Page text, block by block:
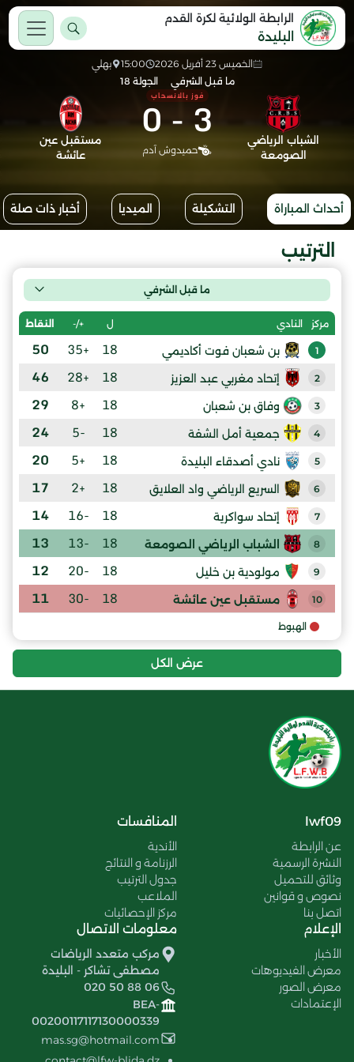
الرابطة الولائية لكرة القدم
البليدة
الخميس 23 أفريل 2026 15:00
بهلي
ما قبل الشرفي
الجولة 18
الشباب الرياضي
الصومعة
3
-
0فوز بالانسحاب
حميدوش آدم
مستقبل عين
عائشة
أحداث المباراة التشكيلة الميديا أخبار ذات صلة
الترتيب
ما قبل الشرفي
مركز النادي ل +/- النقاط
1 بن شعبان فوت أكاديمي 18
+35
50
2 إتحاد مغربي عبد العزيز 18
+28
46
3 وفاق بن شعبان 18
+8
29
4 جمعية أمل الشفة 18
-5
24
5 نادي أصدقاء البليدة 18
+5
20
6 السريع الرياضي واد العلايق 18
+2
17
7 إتحاد سواكرية 18
-16
14
8 الشباب الرياضي الصومعة 18
-13
13
9 مولودية بن خليل 18
-20
12
10 مستقبل عين عائشة 18
-30
11
الهبوط
عرض الكل
lwf09
عن الرابطة
النشرة الرسمية
وثائق للتحميل
نصوص و قوانين
اتصل بنا
المنافسات
الأندية
الرزنامة و النتائج
جدول الترتيب
الملاعب
مركز الإحصائيات
الإعلام
الأخبار
معرض الفيديوهات
معرض الصور
الإعتمادات
معلومات الاتصال
مركب متعدد الرياضات
مصطفى تشاكر - البليدة
020 50 88 06
BEA-
00200117117130000339
mas.sg@hotmail.com